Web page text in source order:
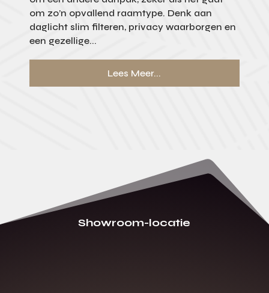
om zo’n opvallend raamtype. Denk aan
daglicht slim filteren, privacy waarborgen en
een gezellige...
Lees Meer...
Showroom-locatie